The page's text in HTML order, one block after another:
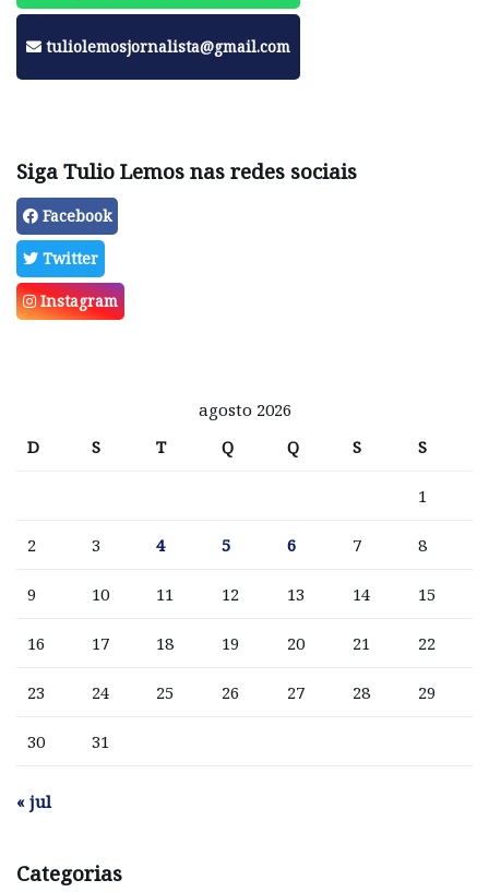
tuliolemosjornalista@gmail.com
Siga Tulio Lemos nas redes sociais
Facebook
Twitter
Instagram
agosto 2026
D
S T Q Q S S
1
2 3 4 5 6 7 8
9 10 11 12 13 14 15
16 17 18 19 20 21 22
23 24 25 26 27 28 29
30 31
« jul
Categorias